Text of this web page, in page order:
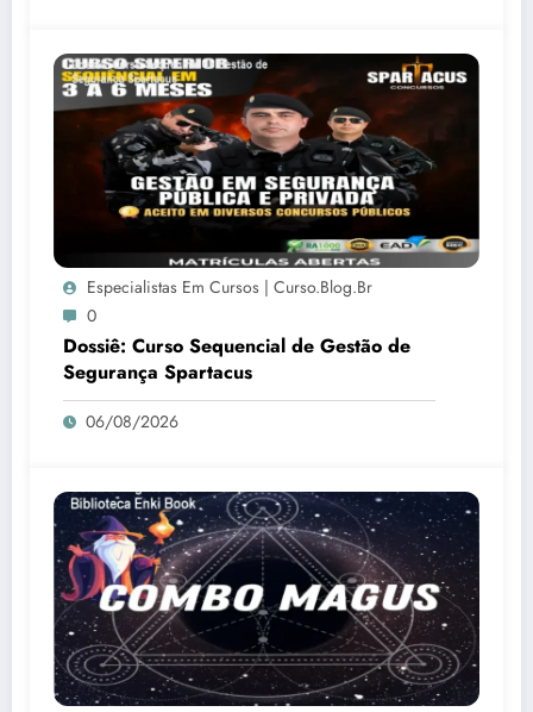
Especialistas Em Cursos | Curso.blog.br
0
Dossiê: Curso Sequencial de Gestão de
Segurança Spartacus
06/08/2026